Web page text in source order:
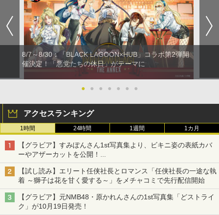
8/7～8/30：「BLACK LAGOON×HUB」コラボ第2弾開
催決定！「悪党たちの休日」がテーマに
● ● ● ● ● ● ●
アクセスランキング
1時間 24時間 1週間 1カ月
【グラビア】すみぽんさん1st写真集より、ビキニ姿の表紙カバ
ーやアザーカットを公開！
タイトルは「offcourt（オフコート）」に決定
【試し読み】エリート任侠社長とロマンス「任侠社長の一途な執
着 ～獅子は花を甘く愛する～」をメチャコミで先行配信開始
【グラビア】元NMB48・原かれんさんの1st写真集「どストライ
ク」が10月19日発売！